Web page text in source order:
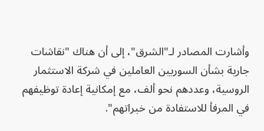
وأشارت المصادر لـ"الشرق"، إلى أن هناك "نقاشات
جارية بشأن السوريين العاملين في شركة الاستثمار
الروسية، وعددهم نحو ألف، مع إمكانية إعادة توظيفهم
في المرفأ للاستفادة من خبراتهم".